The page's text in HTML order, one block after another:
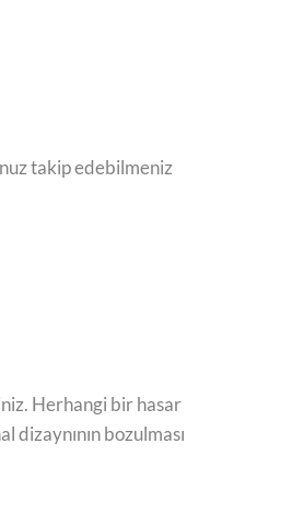
takip edebilmeniz
Herhangi bir hasar
bozulması